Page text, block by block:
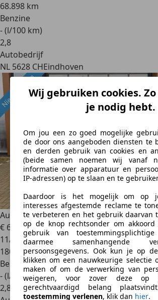
68.898 km
Benzine
- (l/100 km)
2,8
Autobedrijf
NL 5628 CHEindhoven
Audi A3Sportback 1.2 TFSI S Edition
€ 6.499
11/2012
180.413 km
Benzine
- (l/100 km)
2,8
Wij gebruiken cookies.
je nodig hebt.
Om jou een zo goed mogelijke
de door ons aangeboden diensten te
en derden gebruik van cookies en
(beide samen noemen wij vanaf
informatie over apparatuur en
IP-adressen) op te slaan en te
Daardoor is het mogelijk om op
interesses afgestemde reclame te
te verbeteren en het gebruik daarvan
op de knop rechtsonder om
gebruik van
daarmee samenhangende
persoonsgegevens. Ook kun je op
klikken om een nauwkeurige selectie
maken of om de verwerking van
weigeren, voor zover deze op
gerechtvaardigd belang
toestemming verlenen, klik dan hier.